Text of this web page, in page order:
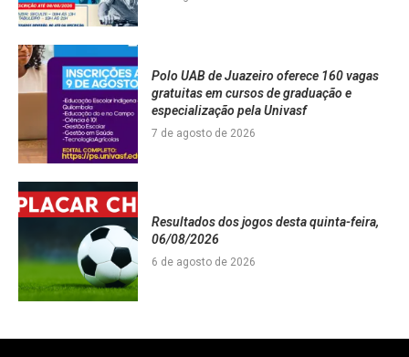
Polo UAB de Juazeiro oferece 160 vagas
gratuitas em cursos de graduação e
especialização pela Univasf
7 de agosto de 2026
Resultados dos jogos desta quinta-feira,
06/08/2026
6 de agosto de 2026